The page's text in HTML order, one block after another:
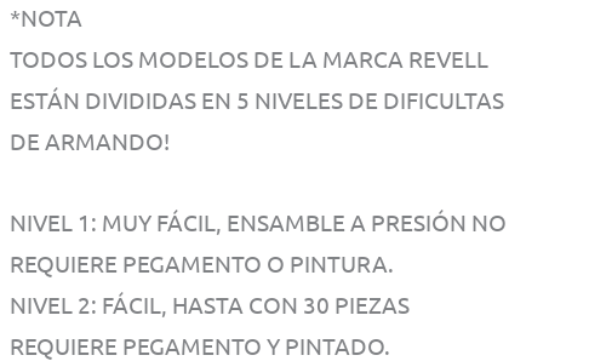
*NOTA
TODOS LOS MODELOS DE LA MARCA REVELL
ESTÁN DIVIDIDAS EN 5 NIVELES DE DIFICULTAS
DE ARMANDO!
NIVEL 1: MUY FÁCIL, ENSAMBLE A PRESIÓN NO
REQUIERE PEGAMENTO O PINTURA.
NIVEL 2: FÁCIL, HASTA CON 30 PIEZAS
REQUIERE PEGAMENTO Y PINTADO.